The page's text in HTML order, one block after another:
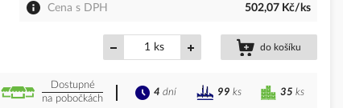
Cena s DPH 502,07 Kč/ks
ks do košíku
Dostupné
na pobočkách
35 ks
4 dní 99 ks